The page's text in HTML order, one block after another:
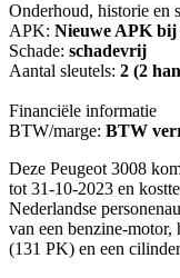
Onderhoud, historie en
APK: Nieuwe APK bij
Schade: schadevrij
Aantal sleutels: 2 (2
Financiële informatie
BTW/marge: BTW
Deze Peugeot 3008
tot 31-10-2023 en
Nederlandse
van een benzine-
(131 PK) en een